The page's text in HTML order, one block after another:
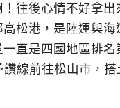
往後心情不好拿出
松港，是陸運與海
直是四國地區排名
讚線前往松山市，